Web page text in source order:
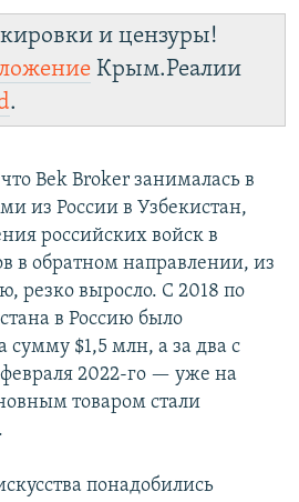
и цензуры!
Крым.Реалии
.
Bek Broker занималась в
из России в Узбекистан,
российских войск в
в обратном направлении, из
резко выросло. С 2018 по
в Россию было
сумму $1,5 млн, а за два с
2022-го — уже на
товаром стали
понадобились